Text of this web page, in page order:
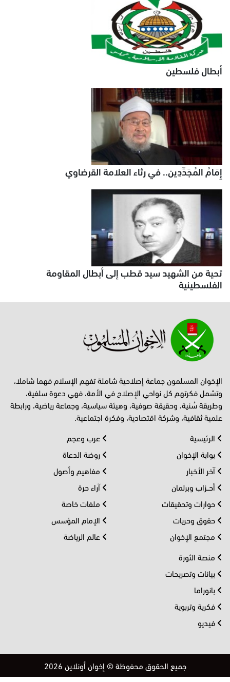
أبطال فلسطين
إِمَامُ المُجَدِّدِين.. في رثاء العلامة القرضاوي
تحية من الشهيد سيد قطب إلى أبطال المقاومة
الفلسطينية
الإخوان المسلمون جماعة إصلاحية شاملة تفهم الإسلام فهما شاملا،
وتشمل فكرتهم كل نواحي الإصلاح في الأمة، فهي دعوة سلفية،
وطريقة سُنية، وحقيقة صوفية، وهيئة سياسية، وجماعة رياضية، ورابطة
علمية ثقافية، وشركة اقتصادية، وفكرة اجتماعية.
الرئيسية
بوابة الإخوان
آخر الأخبار
أحــزاب وبرلمان
حوارات وتحقيقات
حقوق وحريات
مجتمع الإخوان
عرب وعجم
روضة الدعاة
مفاهيم وأصول
آراء حرة
ملفات خاصة
الإمام المؤسس
عالم الرياضة
منصة الثورة
بيانات وتصريحات
بانوراما
فكرية وتربوية
فيديو
جميع الحقوق محفوظة © إخوان أونلاين 2026